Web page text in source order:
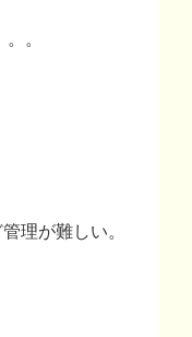
。
理が難しい。